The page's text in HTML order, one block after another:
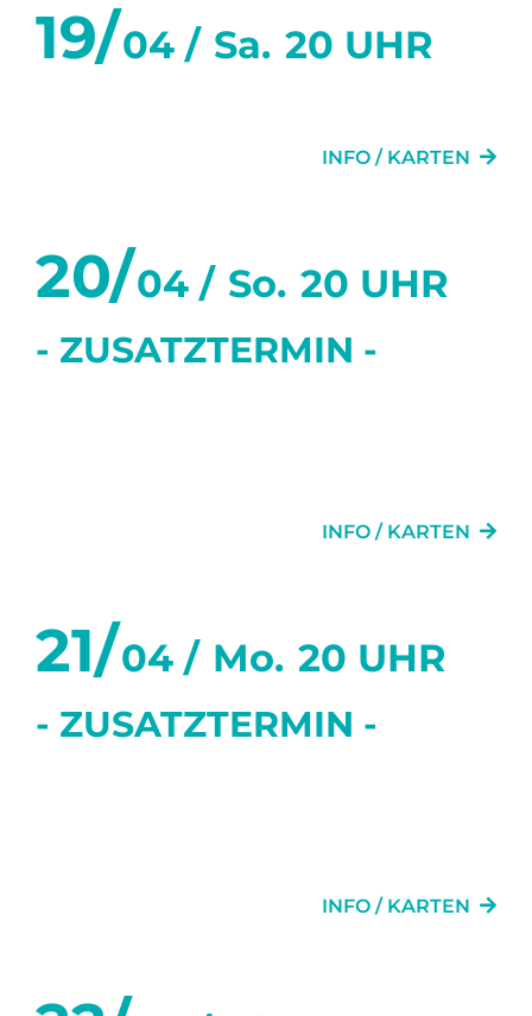
19/04 / Sa. 20 UHR
INFO / KARTEN
20/04 / So. 20 UHR
- ZUSATZTERMIN -
INFO / KARTEN
21/04 / Mo. 20 UHR
- ZUSATZTERMIN -
INFO / KARTEN